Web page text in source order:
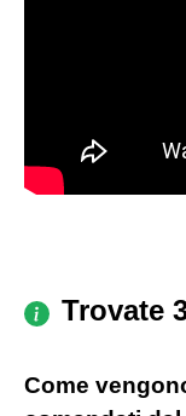
Trovate
Come